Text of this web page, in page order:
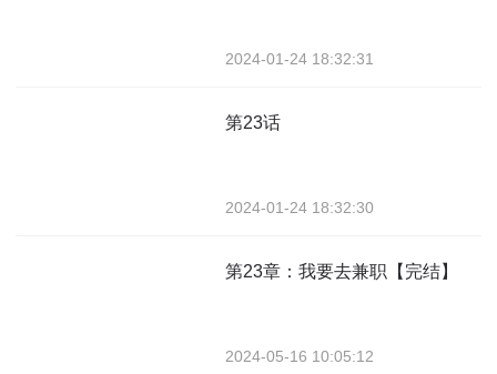
2024-01-24 18:32:31
第23话
2024-01-24 18:32:30
第23章：我要去兼职【完结】
2024-05-16 10:05:12